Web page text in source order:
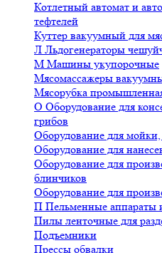
Котлетный автомат и
тефтелей
Куттер вакуумный для
Л Льдогенераторы
М Машины укупорочные
Мясомассажеры
Мясорубка
О Оборудование для
грибов
Оборудование для
Оборудование для
Оборудование для
блинчиков
Оборудование для
П Пельменные аппараты
Пилы ленточные для
Подъемники
Прессы обвалки